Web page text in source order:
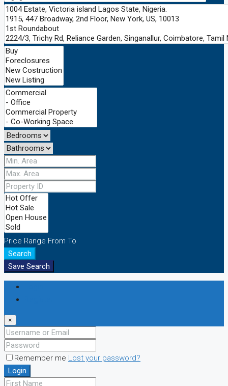
Price Range From To
Search
Save Search
×
Remember me Lost your password?
Login